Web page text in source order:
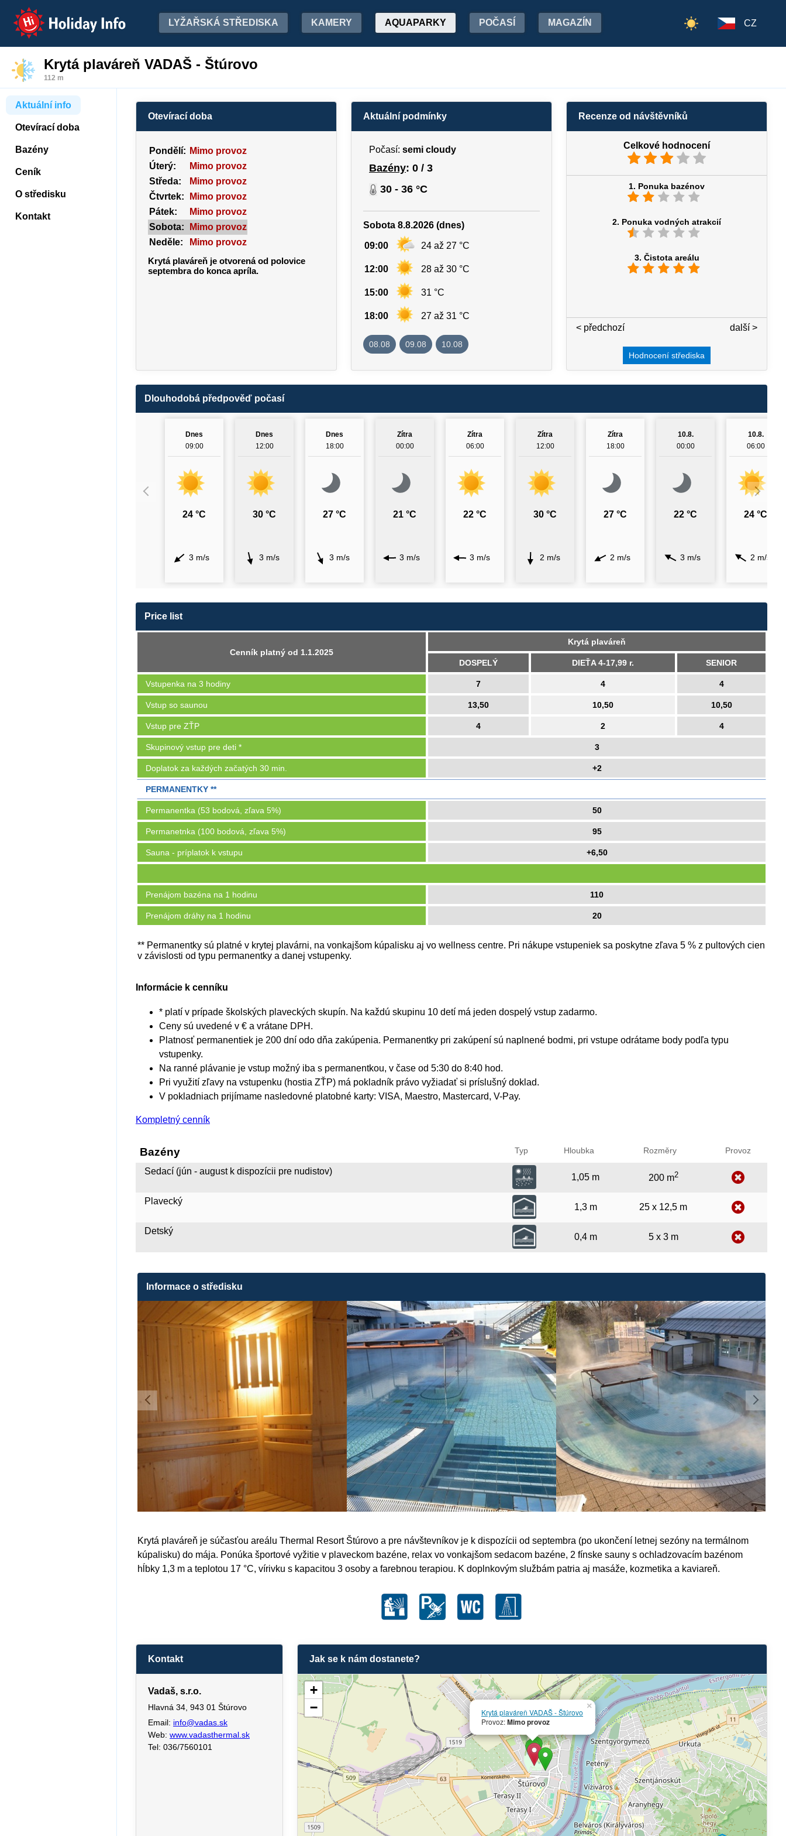
Holiday Info LYŽAŘSKÁ STŘEDISKA KAMERY AQUAPARKY POČASÍ MAGAZÍN CZ
Krytá plaváreň VADAŠ - Štúrovo
112 m
Aktuální info
Otevírací doba
Bazény
Ceník
O středisku
Kontakt
Otevírací doba
Pondělí: Mimo provoz
Úterý:
Mimo provoz
Středa:
Mimo provoz
Čtvrtek:
Mimo provoz
Pátek:
Mimo provoz
Sobota:
Mimo provoz
Neděle:
Mimo provoz
Krytá plaváreň je otvorená od polovice
septembra do konca apríla.
Aktuální podmínky
Počasí: semi cloudy
Bazény: 0 / 3
30 - 36 °C
Sobota 8.8.2026 (dnes)
09:00 24 až 27 °C
12:00 28 až 30 °C
15:00 31 °C
18:00 27 až 31 °C
08.08 09.08 10.08
Recenze od návštěvníků
Celkové hodnocení
1. Ponuka bazénov
2. Ponuka vodných atrakcií
3. Čistota areálu
další >
< předchozí
Hodnocení střediska
Dlouhodobá předpověď počasí
Dnes
09:00
24 °C
3 m/s
Dnes
12:00
30 °C
3 m/s
Dnes
18:00
27 °C
3 m/s
Zítra
00:00
21 °C
3 m/s
Zítra
06:00
22 °C
3 m/s
Zítra
12:00
30 °C
2 m/s
Zítra
18:00
27 °C
2 m/s
10.8.
00:00
22 °C
3 m/s
10.8.
06:00
24 °C
2 m/s
Price list
Cenník platný od 1.1.2025
Krytá plaváreň
DOSPELÝ DIEŤA 4-17,99 r. SENIOR
** Permanentky sú platné v krytej plavárni, na vonkajšom kúpalisku aj vo wellness centre. Pri nákupe vstupeniek sa poskytne zľava 5 % z pultových cien
v závislosti od typu permanentky a danej vstupenky.
Vstupenka na 3 hodiny 7 4 4
Vstup so saunou 13,50 10,50 10,50
Vstup pre ZŤP 4 2 4
Skupinový vstup pre deti * 3
Doplatok za každých začatých 30 min. +2
PERMANENTKY **
Permanentka (53 bodová, zľava 5%) 50
Permanetnka (100 bodová, zľava 5%) 95
Sauna - príplatok k vstupu +6,50
Prenájom bazéna na 1 hodinu 110
Prenájom dráhy na 1 hodinu 20
Informácie k cenníku
* platí v prípade školských plaveckých skupín. Na každú skupinu 10 detí má jeden dospelý vstup zadarmo.
Ceny sú uvedené v € a vrátane DPH.
Platnosť permanentiek je 200 dní odo dňa zakúpenia. Permanentky pri zakúpení sú naplnené bodmi, pri vstupe odrátame body podľa typu
vstupenky.
Na ranné plávanie je vstup možný iba s permanentkou, v čase od 5:30 do 8:40 hod.
Pri využití zľavy na vstupenku (hostia ZŤP) má pokladník právo vyžiadať si príslušný doklad.
V pokladniach prijímame nasledovné platobné karty: VISA, Maestro, Mastercard, V-Pay.
Kompletný cenník
Bazény Typ Hloubka Rozměry Provoz
Sedací (jún - august k dispozícii pre nudistov)
1,05 m 200 m2
Plavecký
1,3 m 25 x 12,5 m
Detský
0,4 m 5 x 3 m
Informace o středisku
Krytá plaváreň je súčasťou areálu Thermal Resort Štúrovo a pre návštevníkov je k dispozícii od septembra (po ukončení letnej sezóny na termálnom
kúpalisku) do mája. Ponúka športové vyžitie v plaveckom bazéne, relax vo vonkajšom sedacom bazéne, 2 fínske sauny s ochladzovacím bazénom
hĺbky 1,3 m a teplotou 17 °C, vírivku s kapacitou 3 osoby a farebnou terapiou. K doplnkovým službám patria aj masáže, kozmetika a kaviareň.
Kontakt
Vadaš, s.r.o.
Hlavná 34, 943 01 Štúrovo
Email: info@vadas.sk
Web: www.vadasthermal.sk
Tel: 036/7560101
Jak se k nám dostanete?
Krytá plaváreň VADAŠ - Štúrovo
Provoz:Mimo provoz
×
+
−